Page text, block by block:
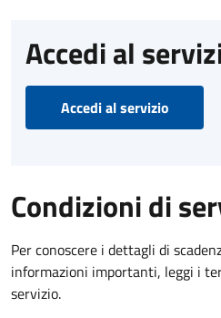
Accedi al
Accedi al servizio
Condizioni di
Per conoscere i dettagli di
informazioni importanti, leggi i
servizio.